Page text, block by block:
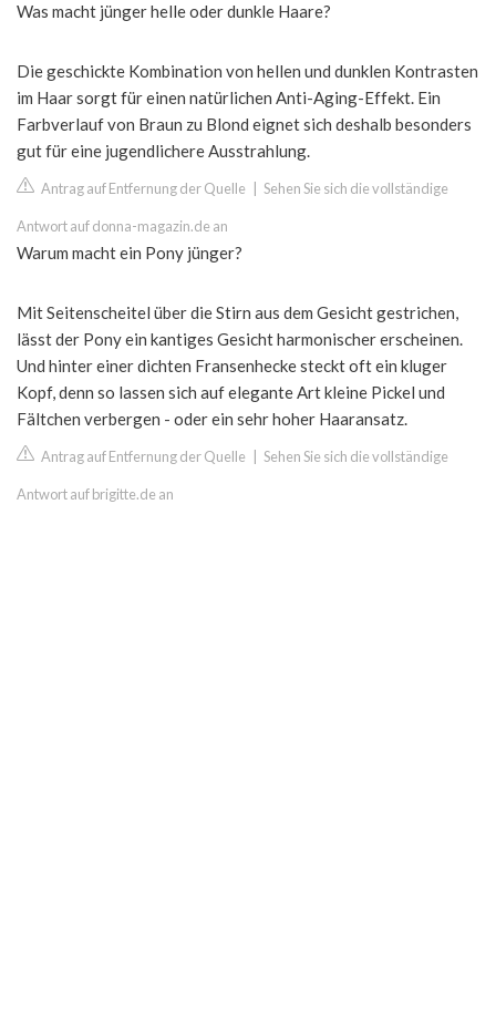
Was macht jünger helle oder dunkle Haare?
Die geschickte Kombination von hellen und dunklen Kontrasten
im Haar sorgt für einen natürlichen Anti-Aging-Effekt. Ein
Farbverlauf von Braun zu Blond eignet sich deshalb besonders
gut für eine jugendlichere Ausstrahlung.
Antrag auf Entfernung der Quelle Sehen Sie sich die vollständige
Antwort auf donna-magazin.de an
Warum macht ein Pony jünger?
Mit Seitenscheitel über die Stirn aus dem Gesicht gestrichen,
lässt der Pony ein kantiges Gesicht harmonischer erscheinen.
Und hinter einer dichten Fransenhecke steckt oft ein kluger
Kopf, denn so lassen sich auf elegante Art kleine Pickel und
Fältchen verbergen - oder ein sehr hoher Haaransatz.
Antrag auf Entfernung der Quelle Sehen Sie sich die vollständige
Antwort auf brigitte.de an